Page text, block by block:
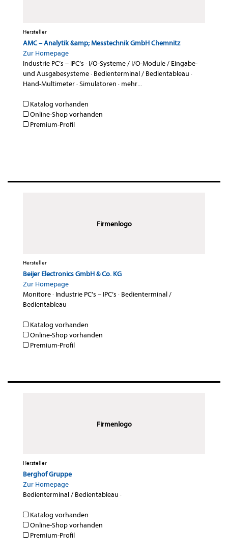
Hersteller
AMC – Analytik &amp; Messtechnik GmbH Chemnitz
Zur Homepage
Industrie PC’s – IPC’s · I/O-Systeme / I/O-Module / Eingabe-
und Ausgabesysteme· Bedienterminal / Bedientableau ·
Hand-Multimeter·Simulatoren · mehr...
Katalog vorhanden
Online-Shop vorhanden
Premium-Profil
Firmenlogo
Hersteller
Beijer Electronics GmbH & Co. KG
Zur Homepage
Monitore· Industrie PC’s – IPC’s · Bedienterminal /
Bedientableau ·
Katalog vorhanden
Online-Shop vorhanden
Premium-Profil
Firmenlogo
Hersteller
Berghof Gruppe
Zur Homepage
Bedienterminal / Bedientableau ·
Katalog vorhanden
Online-Shop vorhanden
Premium-Profil